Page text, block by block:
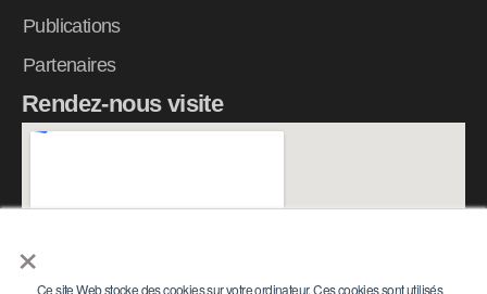
×
Ce site Web stocke des cookies sur votre ordinateur. Ces cookies sont utilisés
i
n
Publications
Partenaires
Rendez-nous visite